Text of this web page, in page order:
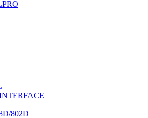
802D